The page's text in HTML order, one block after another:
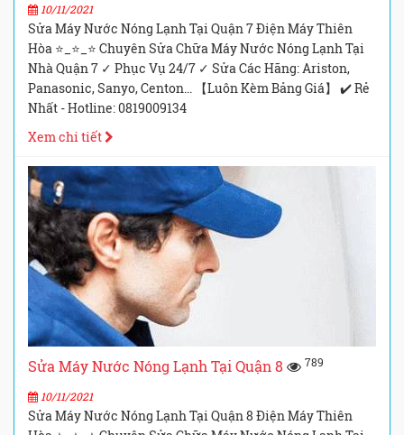
10/11/2021
Sửa Máy Nước Nóng Lạnh Tại Quận 7 Điện Máy Thiên
Hòa ⭐_⭐_⭐ Chuyên Sửa Chữa Máy Nước Nóng Lạnh Tại
Nhà Quận 7 ✓ Phục Vụ 24/7 ✓ Sửa Các Hãng: Ariston,
Panasonic, Sanyo, Centon... 【Luôn Kèm Bảng Giá】 ✔️ Rẻ
Nhất - Hotline: 0819009134
Xem chi tiết
Sửa Máy Nước Nóng Lạnh Tại Quận 8 789
10/11/2021
Sửa Máy Nước Nóng Lạnh Tại Quận 8 Điện Máy Thiên